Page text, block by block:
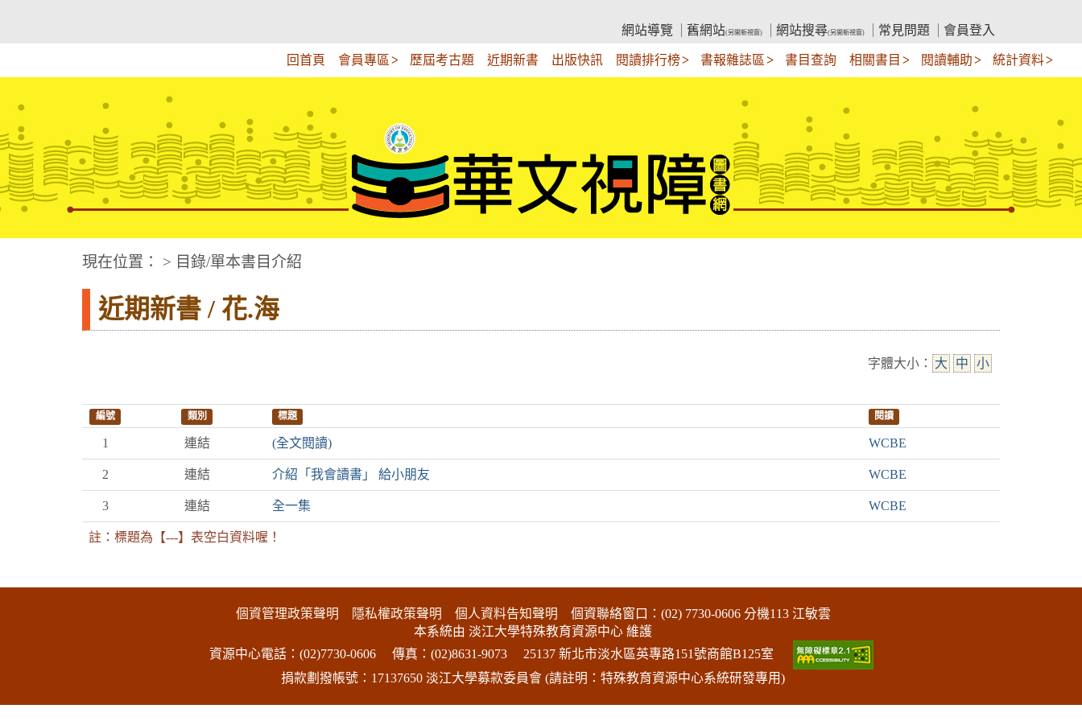
內
網站導覽
舊網站(另開新視窗) 網站搜尋(另開新視窗) 常見問題 會員登入
回首頁 會員專區 歷屆考古題 近期新書 出版快訊 閱讀排行榜 書報雜誌區 書目查詢 相關書目 閱讀輔助 統計資料
華文視障電子圖書網
現在位置： > 目錄/單本書目介紹
近期新書 / 花.海
字體大小： 大 中 小
編號 類別 標題 閱讀
1 連結 (全文閱讀) WCBE
2 連結 介紹「我會讀書」 給小朋友 WCBE
3 連結 全一集 WCBE
註：標題為【---】表空白資料喔！
個資管理政策聲明 隱私權政策聲明 個人資料告知聲明 個資聯絡窗口：(02) 7730-0606 分機113 江敏雲
本系統由 淡江大學特殊教育資源中心 維護
資源中心電話：(02)7730-0606
傳真：(02)8631-9073
25137 新北市淡水區英專路151號商館B125室
捐款劃撥帳號：17137650 淡江大學募款委員會 (請註明：特殊教育資源中心系統研發專用)